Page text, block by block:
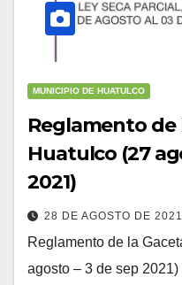
MUNICIPIO DE HUATULCO
Reglamento de
Huatulco (27
2021)
28 DE AGOSTO DE 2021
Reglamento de la
agosto – 3 de sep 2021)